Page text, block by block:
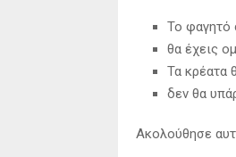
Το φαγητό
θα έχεις
Τα κρέατα
δεν θα
Ακολούθησε